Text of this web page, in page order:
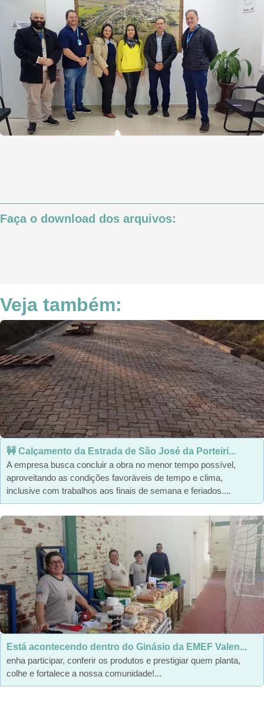
Faça o download dos arquivos:
Veja também:
🚧 Calçamento da Estrada de São José da Porteiri...
A empresa busca concluir a obra no menor tempo possível,
aproveitando as condições favoráveis de tempo e clima,
inclusive com trabalhos aos finais de semana e feriados....
Está acontecendo dentro do Ginásio da EMEF Valen...
enha participar, conferir os produtos e prestigiar quem planta,
colhe e fortalece a nossa comunidade!...